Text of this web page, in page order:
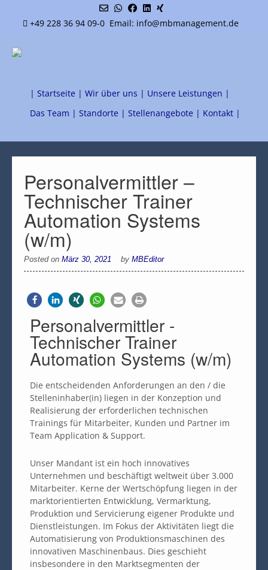
+49 228 36 94 09-0 Email: info@mbmanagement.de
| Startseite | Wir über uns | Unsere Leistungen |
Das Team | Standorte | Stellenangebote | Kontakt |
Personalvermittler –
Technischer Trainer
Automation Systems
(w/m)
Posted on März 30, 2021 by MBEditor
Personalvermittler -
Technischer Trainer
Automation Systems (w/m)
Die entscheidenden Anforderungen an den / die
Stelleninhaber(in) liegen in der Konzeption und
Realisierung der erforderlichen technischen
Trainings für Mitarbeiter, Kunden und Partner im
Team Application & Support.
Unser Mandant ist ein hoch innovatives
Unternehmen und beschäftigt weltweit über 3.000
Mitarbeiter. Kerne der Wertschöpfung liegen in der
marktorientierten Entwicklung, Vermarktung,
Produktion und Servicierung eigener Produkte und
Dienstleistungen. Im Fokus der Aktivitäten liegt die
Automatisierung von Produktionsmaschinen des
innovativen Maschinenbaus. Dies geschieht
insbesondere in den Marktsegmenten der